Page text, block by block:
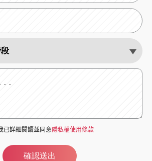
已詳細閱讀並同意隱私權使用條款
確認送出